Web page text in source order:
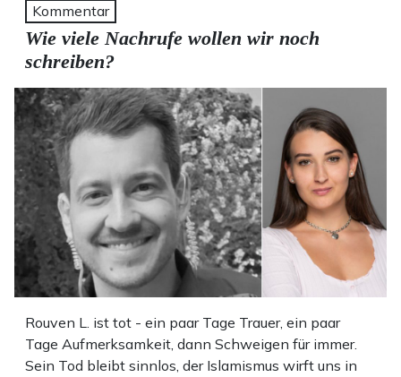
Kommentar
Wie viele Nachrufe wollen wir noch
schreiben?
Rouven L. ist tot - ein paar Tage Trauer, ein paar
Tage Aufmerksamkeit, dann Schweigen für immer.
Sein Tod bleibt sinnlos, der Islamismus wirft uns in